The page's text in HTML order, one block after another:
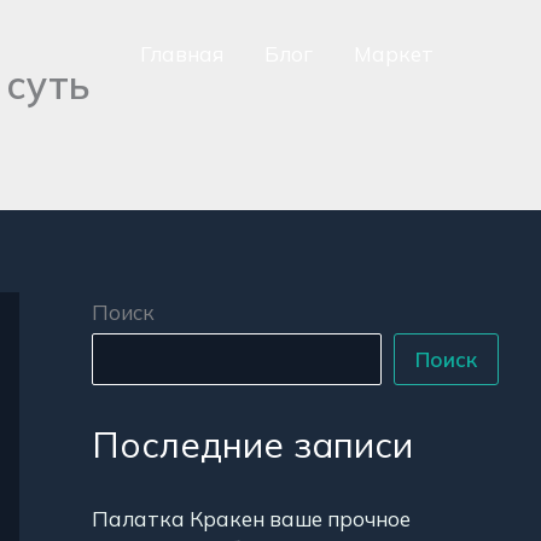
Поиск
Поиск
Последние записи
Палатка Кракен ваше прочное